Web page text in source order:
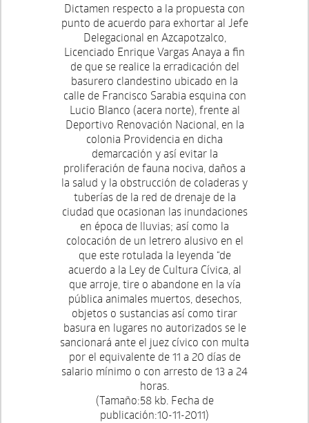
Dictamen respecto a la propuesta con
punto de acuerdo para exhortar al Jefe
Delegacional en Azcapotzalco,
Licenciado Enrique Vargas Anaya a fin
de que se realice la erradicación del
basurero clandestino ubicado en la
calle de Francisco Sarabia esquina con
Lucio Blanco (acera norte), frente al
Deportivo Renovación Nacional, en la
colonia Providencia en dicha
demarcación y así evitar la
proliferación de fauna nociva, daños a
la salud y la obstrucción de coladeras y
tuberías de la red de drenaje de la
ciudad que ocasionan las inundaciones
en época de lluvias; así como la
colocación de un letrero alusivo en el
que este rotulada la leyenda “de
acuerdo a la Ley de Cultura Cívica, al
que arroje, tire o abandone en la vía
pública animales muertos, desechos,
objetos o sustancias así como tirar
basura en lugares no autorizados se le
sancionará ante el juez cívico con multa
por el equivalente de 11 a 20 días de
salario mínimo o con arresto de 13 a 24
horas.
(Tamaño:58 kb. Fecha de
publicación:10-11-2011)